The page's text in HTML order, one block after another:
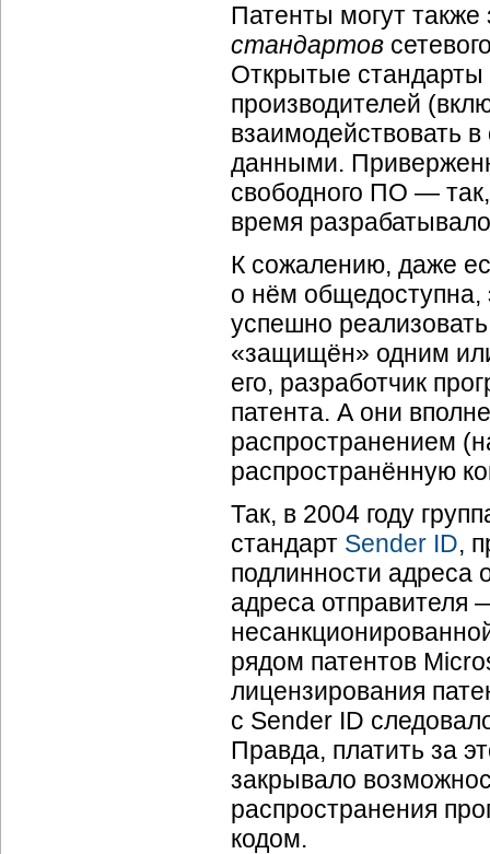
Патенты могут
стандартов
Открытые
производителей
взаимодействовать
данными.
свободного ПО —
время
К сожалению, даже
о нём общедоступна,
успешно
«защищён» одним
его, разработчик
патента. А они
распространением
распространённую
Так, в 2004 году
стандарт Sender ID,
подлинности адреса
адреса отправителя
рядом патентов
лицензирования
с Sender ID
Правда, платить за
закрывало
распространения
кодом.